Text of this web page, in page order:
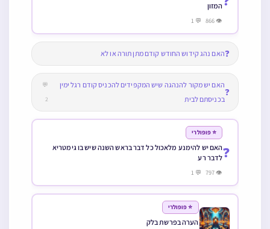
המזון
👁 866 💬 1
❓האם נהג קידוש החודש קודם מתן תורה או לא
❓
האם יש מקור להנהגה שיש המקפידים להכניס קודם רגל ימין
בכניסתם לבית
💬
2
❓
⭐ פופולרי
האם יש להימנע מלאכול כל דבר בראש השנה שיש בו גימטריא
לדבר רע
👁 797 💬 1
⭐ פופולרי
הערה בפרשת בלק